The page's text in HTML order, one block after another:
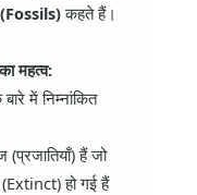
(Fossils)कहते हैं।
महत्व:
में निम्नांकित
(प्रजातियाँ) हैं जो
(Extinct) हो गई हैं